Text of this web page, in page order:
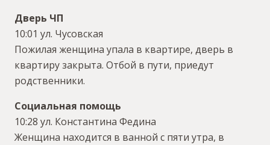
Дверь ЧП
10:01 ул. Чусовская
Пожилая женщина упала в квартире, дверь в
квартиру закрыта. Отбой в пути, приедут
родственники.
Социальная помощь
10:28 ул. Константина Федина
Женщина находится в ванной с пяти утра, в